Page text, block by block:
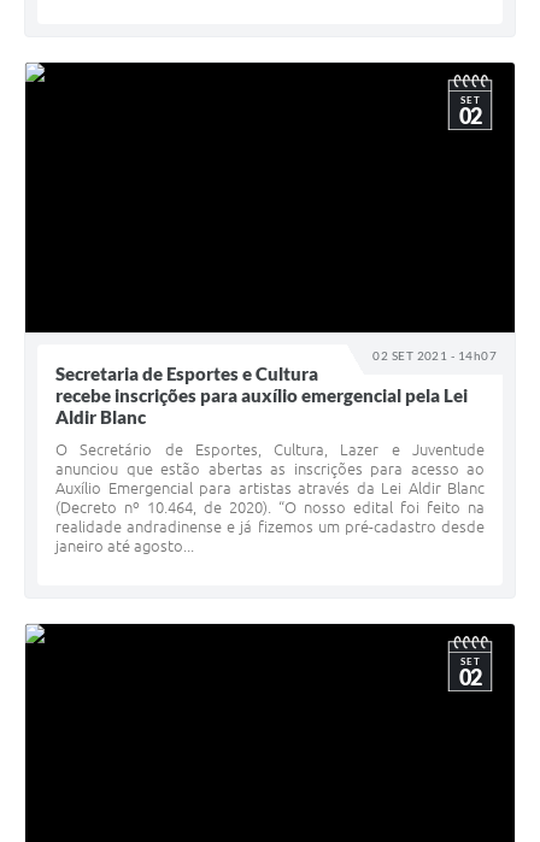
02 SET 2021 - 14h07
SET
02
Secretaria de Esportes e Cultura
recebe inscrições para auxílio emergencial pela Lei
Aldir Blanc
O Secretário de Esportes, Cultura, Lazer e Juventude
anunciou que estão abertas as inscrições para acesso ao
Auxílio Emergencial para artistas através da Lei Aldir Blanc
(Decreto nº 10.464, de 2020). “O nosso edital foi feito na
realidade andradinense e já fizemos um pré-cadastro desde
janeiro até agosto...
SET
02